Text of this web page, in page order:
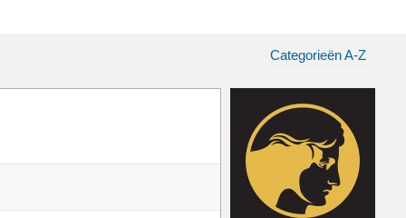
Categorieën A-Z